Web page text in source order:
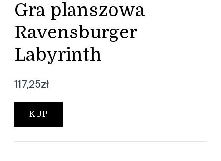
Gra planszowa
Ravensburger
Labyrinth
117,25zł
KUP